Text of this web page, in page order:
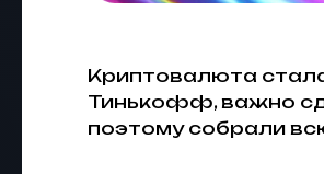
Криптовалюта
Тинькофф, важно
поэтому собрали